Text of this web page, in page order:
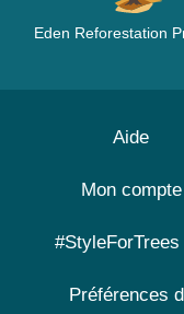
Eden Reforestation
Aide
Mon compte
#StyleForTrees
Préférences